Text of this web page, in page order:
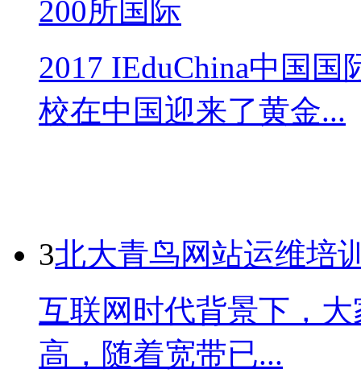
2017 IEduChina中国
校在中国迎来了黄金...
3北大青鸟网站运维培
互联网时代背景下，
高，随着宽带已...